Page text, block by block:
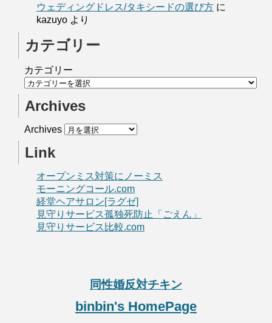
ウェディングドレス/タキシードの選び方 に
kazuyo より
カテゴリー
カテゴリー
Archives
Archives
Link
オープンミス対策にノーミス
モーニングコール.com
経堂ヘアサロン[ラグゼ]
見守りサービス孤独死防止「ごえん」
見守りサービス比較.com
同性婚反対チキン
binbin's HomePage